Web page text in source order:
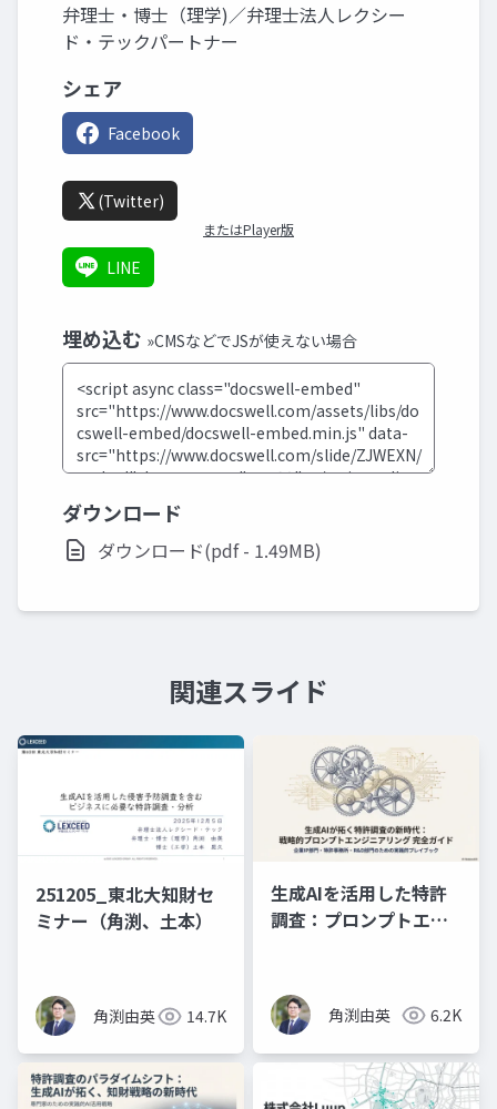
弁理士・博士（理学)／弁理士法人レクシー
ド・テックパートナー
シェア
Facebook
(Twitter)
またはPlayer版
LINE
埋め込む »CMSなどでJSが使えない場合
ダウンロード
ダウンロード(pdf - 1.49MB)
関連スライド
251205_東北大知財セ
ミナー（角渕、土本）
角渕由英 14.7K
生成AIを活用した特許
調査：プロンプトエン
角渕由英 6.2K